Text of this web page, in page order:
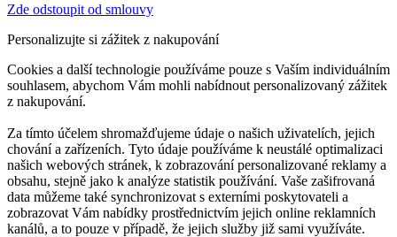
Zde odstoupit od smlouvy
Personalizujte si zážitek z nakupování
Cookies a další technologie používáme pouze s Vaším individuálním
souhlasem, abychom Vám mohli nabídnout personalizovaný zážitek
z nakupování.
Za tímto účelem shromažďujeme údaje o našich uživatelích, jejich
chování a zařízeních. Tyto údaje používáme k neustálé optimalizaci
našich webových stránek, k zobrazování personalizované reklamy a
obsahu, stejně jako k analýze statistik používání. Vaše zašifrovaná
data můžeme také synchronizovat s externími poskytovateli a
zobrazovat Vám nabídky prostřednictvím jejich online reklamních
kanálů, a to pouze v případě, že jejich služby již sami využíváte.